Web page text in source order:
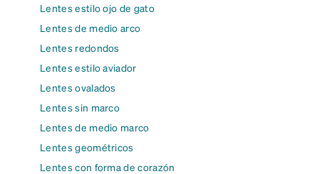
Lentes estilo ojo de gato
Lentes de medio arco
Lentes redondos
Lentes estilo aviador
Lentes ovalados
Lentes sin marco
Lentes de medio marco
Lentes geométricos
Lentes con forma de corazón